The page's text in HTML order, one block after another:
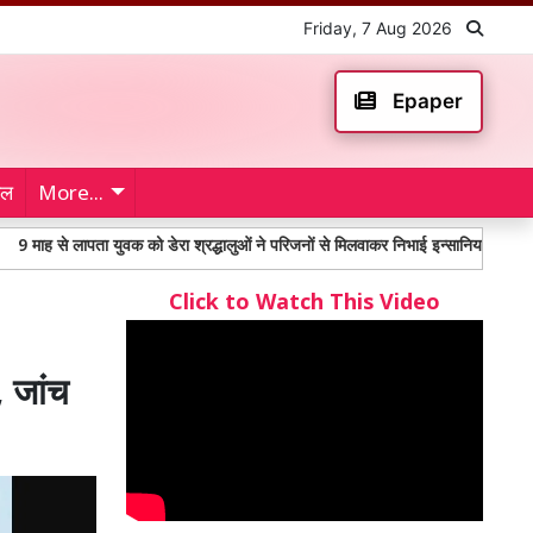
Friday, 7 Aug 2026
Epaper
More...
युवक को डेरा श्रद्धालुओं ने परिजनों से मिलवाकर निभाई इन्सानियत महंगाई
जांच
Click to Watch This Video